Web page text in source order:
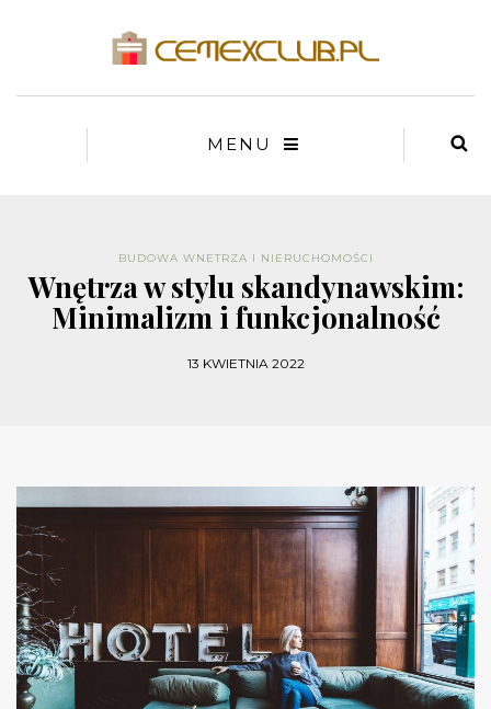
MENU
BUDOWA WNETRZA I NIERUCHOMOŚCI
Wnętrza w stylu skandynawskim:
Minimalizm i funkcjonalność
13 KWIETNIA 2022